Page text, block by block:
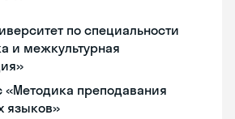
по специальности
и межкультурная
«Методика преподавания
языков»